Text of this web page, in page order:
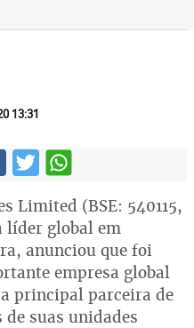
13:31
Limited (BSE: 540115,
líder global em
anunciou que foi
empresa global
principal parceira de
suas unidades